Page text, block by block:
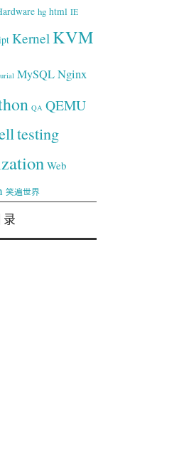
hg html IE
Kernel KVM
MySQL Nginx
QA QEMU
testing
Web
笑遍世界